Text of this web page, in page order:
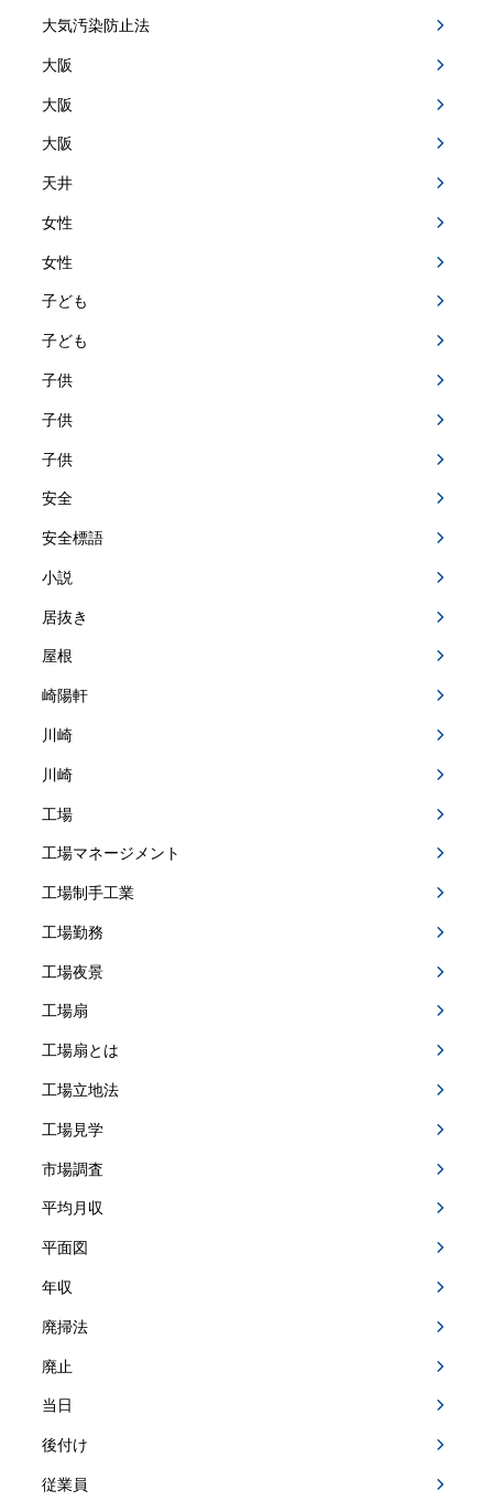
大気汚染防止法
大阪
大阪
大阪
天井
女性
女性
子ども
子ども
子供
子供
子供
安全
安全標語
小説
居抜き
屋根
崎陽軒
川崎
川崎
工場
工場マネージメント
工場制手工業
工場勤務
工場夜景
工場扇
工場扇とは
工場立地法
工場見学
市場調査
平均月収
平面図
年収
廃掃法
廃止
当日
後付け
従業員